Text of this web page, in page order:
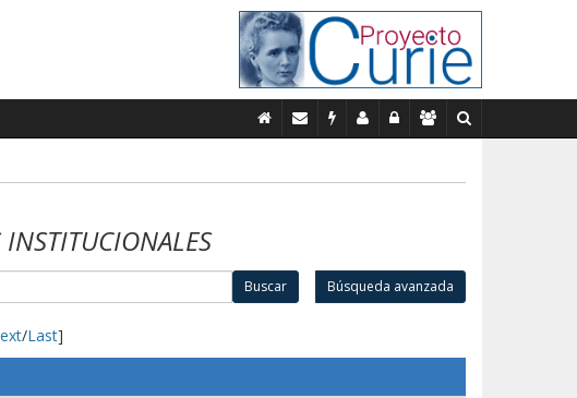
INSTITUCIONALES
Buscar Búsqueda avanzada
/Last]